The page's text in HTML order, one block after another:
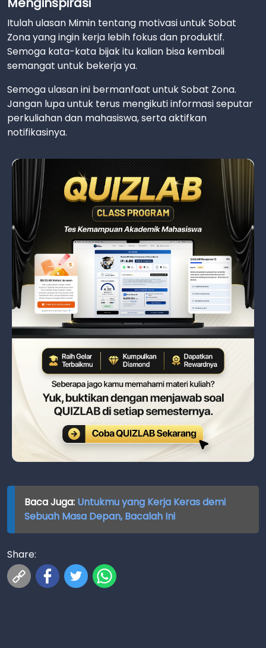
Itulah ulasan Mimin tentang motivasi untuk Sobat
Zona yang ingin kerja lebih fokus dan produktif.
Semoga kata-kata bijak itu kalian bisa kembali
semangat untuk bekerja ya.
Semoga ulasan ini bermanfaat untuk Sobat Zona.
Jangan lupa untuk terus mengikuti informasi seputar
perkuliahan dan mahasiswa, serta aktifkan
notifikasinya.
Baca Juga: Untukmu yang Kerja Keras demi
Sebuah Masa Depan, Bacalah Ini
Share: